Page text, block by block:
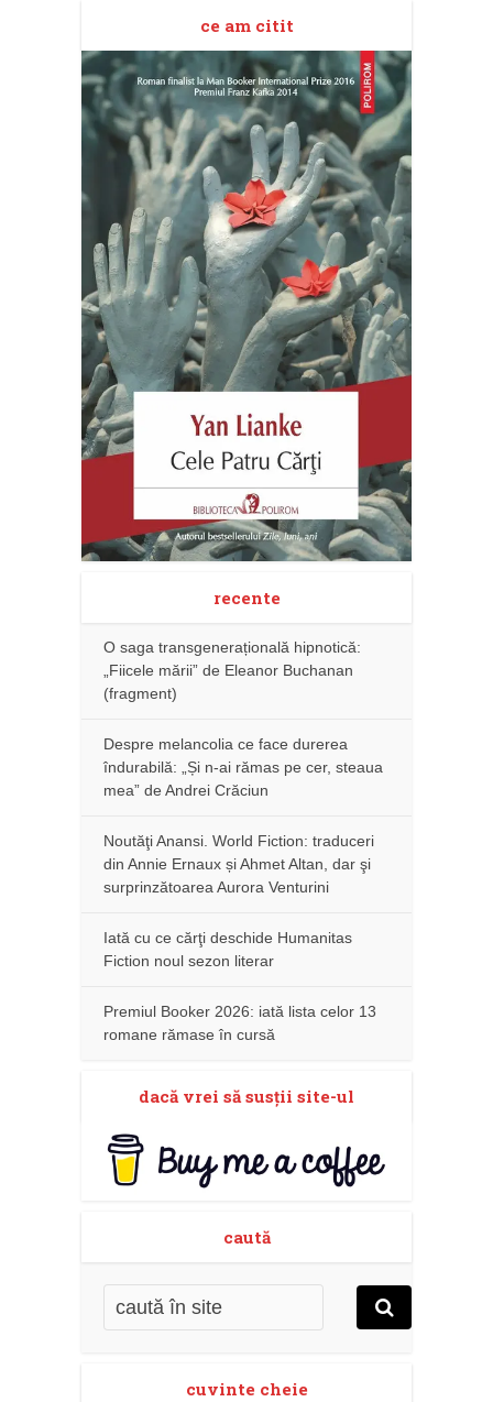
ce am citit
recente
O saga transgenerațională hipnotică:
„Fiicele mării” de Eleanor Buchanan
(fragment)
Despre melancolia ce face durerea
îndurabilă: „Și n-ai rămas pe cer, steaua
mea” de Andrei Crăciun
Noutăţi Anansi. World Fiction: traduceri
din Annie Ernaux și Ahmet Altan, dar şi
surprinzătoarea Aurora Venturini
Iată cu ce cărţi deschide Humanitas
Fiction noul sezon literar
Premiul Booker 2026: iată lista celor 13
romane rămase în cursă
dacă vrei să susţii site-ul
caută
cuvinte cheie